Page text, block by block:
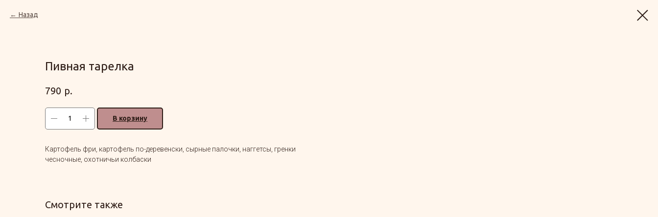
Назад
Пивная тарелка
790 р.
В корзину
Картофель фри, картофель по-деревенски, сырные палочки, наггетсы, гренки
чесночные, охотничьи колбаски
Смотрите также